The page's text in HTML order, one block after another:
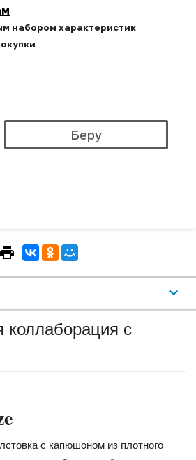
набором характеристик
коллаборация с
с капюшоном из плотного